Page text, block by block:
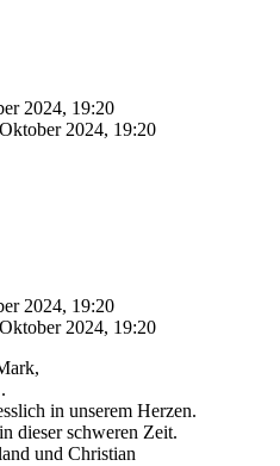
2024, 19:20
2024, 19:20
2024, 19:20
2024, 19:20
in unserem Herzen.
dieser schweren Zeit.
und Christian